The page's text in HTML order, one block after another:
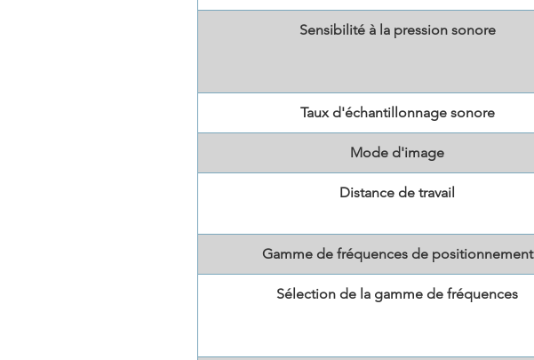
Sensibilité à la pression sonore
Taux d'échantillonnage sonore
Mode d'image
Distance de travail
Gamme de fréquences de positionnement
Sélection de la gamme de fréquences